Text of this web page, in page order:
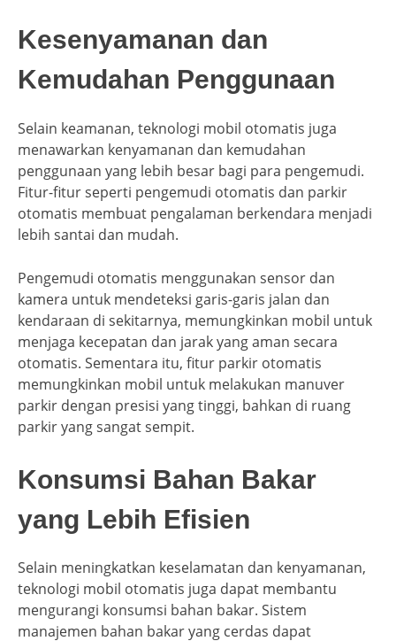
Kesenyamanan dan
Kemudahan Penggunaan
Selain keamanan, teknologi mobil otomatis juga
menawarkan kenyamanan dan kemudahan
penggunaan yang lebih besar bagi para pengemudi.
Fitur-fitur seperti pengemudi otomatis dan parkir
otomatis membuat pengalaman berkendara menjadi
lebih santai dan mudah.
Pengemudi otomatis menggunakan sensor dan
kamera untuk mendeteksi garis-garis jalan dan
kendaraan di sekitarnya, memungkinkan mobil untuk
menjaga kecepatan dan jarak yang aman secara
otomatis. Sementara itu, fitur parkir otomatis
memungkinkan mobil untuk melakukan manuver
parkir dengan presisi yang tinggi, bahkan di ruang
parkir yang sangat sempit.
Konsumsi Bahan Bakar
yang Lebih Efisien
Selain meningkatkan keselamatan dan kenyamanan,
teknologi mobil otomatis juga dapat membantu
mengurangi konsumsi bahan bakar. Sistem
manajemen bahan bakar yang cerdas dapat